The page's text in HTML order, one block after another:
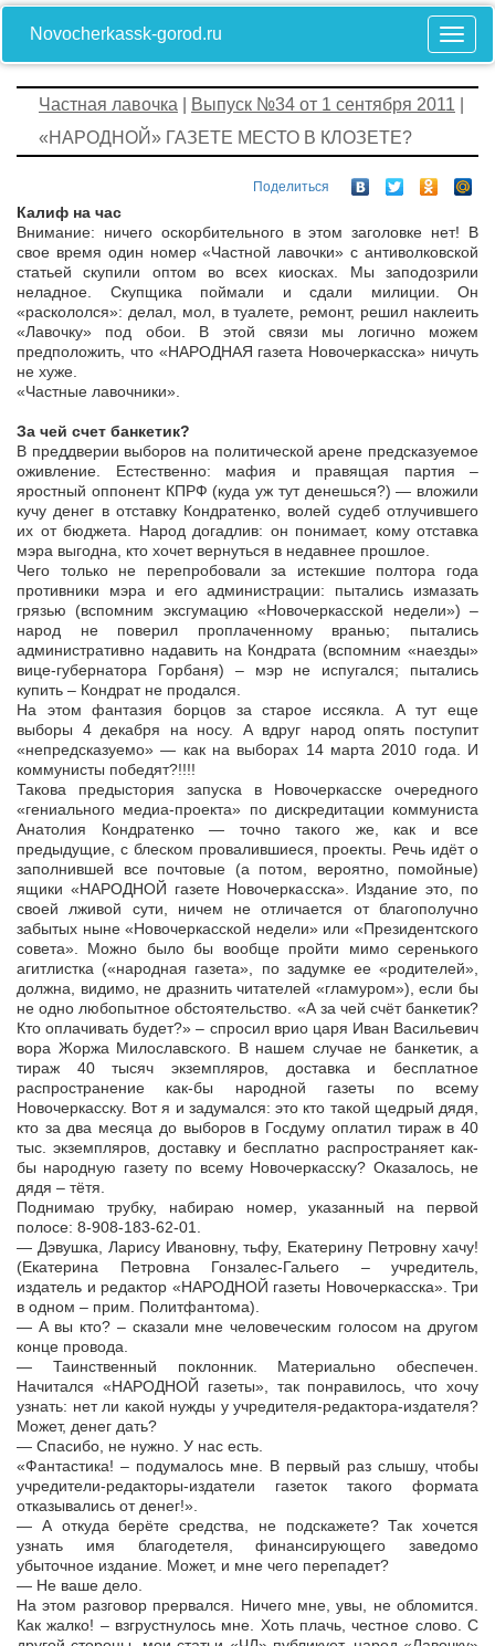
Novocherkassk-gorod.ru
Частная лавочка Выпуск №34 от 1 сентября 2011
«НАРОДНОЙ» ГАЗЕТЕ МЕСТО В КЛОЗЕТЕ?
Поделиться
Калиф на час
Внимание: ничего оскорбительного в этом заголовке нет! В
свое время один номер «Частной лавочки» с антиволковской
статьей скупили оптом во всех киосках. Мы заподозрили
неладное. Скупщика поймали и сдали милиции. Он
«раскололся»: делал, мол, в туалете, ремонт, решил наклеить
«Лавочку» под обои. В этой связи мы логично можем
предположить, что «НАРОДНАЯ газета Новочеркасска» ничуть
не хуже.
«Частные лавочники».
За чей счет банкетик?
В преддверии выборов на политической арене предсказуемое
оживление. Естественно: мафия и правящая партия –
яростный оппонент КПРФ (куда уж тут денешься?) — вложили
кучу денег в отставку Кондратенко, волей судеб отлучившего
их от бюджета. Народ догадлив: он понимает, кому отставка
мэра выгодна, кто хочет вернуться в недавнее прошлое.
Чего только не перепробовали за истекшие полтора года
противники мэра и его администрации: пытались измазать
грязью (вспомним эксгумацию «Новочеркасской недели») –
народ не поверил проплаченному вранью; пытались
административно надавить на Кондрата (вспомним «наезды»
вице-губернатора Горбаня) – мэр не испугался; пытались
купить – Кондрат не продался.
На этом фантазия борцов за старое иссякла. А тут еще
выборы 4 декабря на носу. А вдруг народ опять поступит
«непредсказуемо» — как на выборах 14 марта 2010 года. И
коммунисты победят?!!!!
Такова предыстория запуска в Новочеркасске очередного
«гениального медиа-проекта» по дискредитации коммуниста
Анатолия Кондратенко — точно такого же, как и все
предыдущие, с блеском провалившиеся, проекты. Речь идёт о
заполнившей все почтовые (а потом, вероятно, помойные)
ящики «НАРОДНОЙ газете Новочеркасска». Издание это, по
своей лживой сути, ничем не отличается от благополучно
забытых ныне «Новочеркасской недели» или «Президентского
совета». Можно было бы вообще пройти мимо серенького
агитлистка («народная газета», по задумке ее «родителей»,
должна, видимо, не дразнить читателей «гламуром»), если бы
не одно любопытное обстоятельство. «А за чей счёт банкетик?
Кто оплачивать будет?» – спросил врио царя Иван Васильевич
вора Жоржа Милославского. В нашем случае не банкетик, а
тираж 40 тысяч экземпляров, доставка и бесплатное
распространение как-бы народной газеты по всему
Новочеркасску. Вот я и задумался: это кто такой щедрый дядя,
кто за два месяца до выборов в Госдуму оплатил тираж в 40
тыс. экземпляров, доставку и бесплатно распространяет как-
бы народную газету по всему Новочеркасску? Оказалось, не
дядя – тётя.
Поднимаю трубку, набираю номер, указанный на первой
полосе: 8-908-183-62-01.
— Дэвушка, Ларису Ивановну, тьфу, Екатерину Петровну хачу!
(Екатерина Петровна Гонзалес-Гальего – учредитель,
издатель и редактор «НАРОДНОЙ газеты Новочеркасска». Три
в одном – прим. Политфантома).
— А вы кто? – сказали мне человеческим голосом на другом
конце провода.
— Таинственный поклонник. Материально обеспечен.
Начитался «НАРОДНОЙ газеты», так понравилось, что хочу
узнать: нет ли какой нужды у учредителя-редактора-издателя?
Может, денег дать?
— Спасибо, не нужно. У нас есть.
«Фантастика! – подумалось мне. В первый раз слышу, чтобы
учредители-редакторы-издатели газеток такого формата
отказывались от денег!».
— А откуда берёте средства, не подскажете? Так хочется
узнать имя благодетеля, финансирующего заведомо
убыточное издание. Может, и мне чего перепадет?
— Не ваше дело.
На этом разговор прервался. Ничего мне, увы, не обломится.
Как жалко! – взгрустнулось мне. Хоть плачь, честное слово. С